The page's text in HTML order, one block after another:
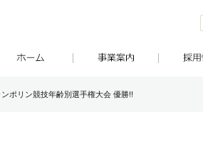
ポリン競技年齢別選手権大会 優勝!!